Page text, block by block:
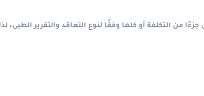
من التكلفة أو كلها وفقًا لنوع التعاقد والتقرير الطبى،